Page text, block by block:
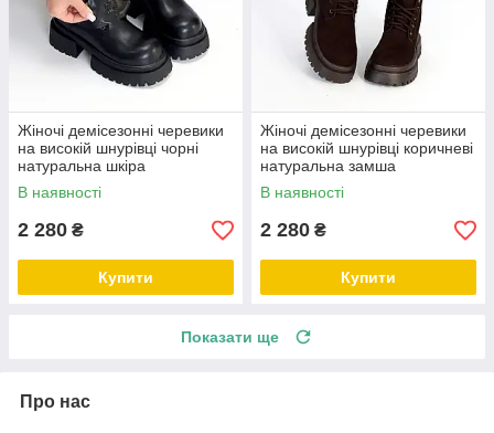
Жіночі демісезонні черевики
на високій шнурівці чорні
натуральна шкіра
В наявності
2 280 ₴
Купити
Жіночі демісезонні черевики
на високій шнурівці коричневі
натуральна замша
В наявності
2 280 ₴
Купити
Показати ще
Про нас